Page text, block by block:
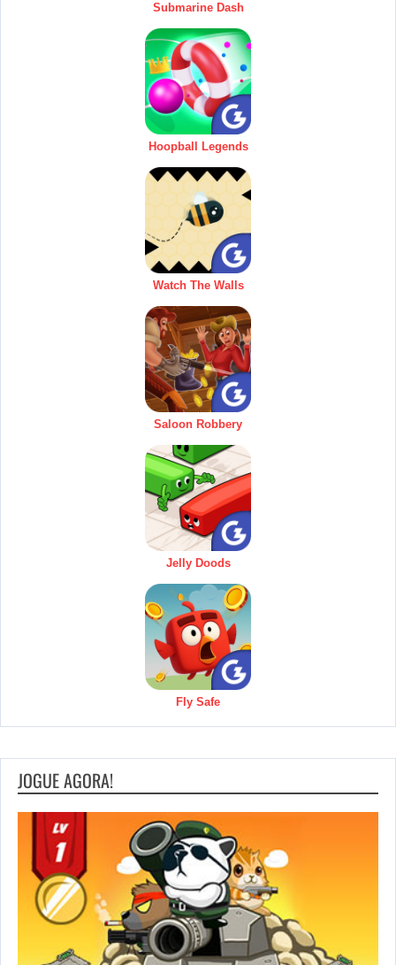
Submarine Dash
Hoopball Legends
Watch The Walls
Saloon Robbery
Jelly Doods
Fly Safe
JOGUE AGORA!